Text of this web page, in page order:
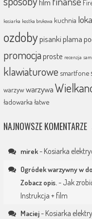
kosiarka kostka brukowa kuchnia
ozdobypisankiplama
promocjaproste recenzja
klawiaturowe smartfone
warzywwarzywa
ładowarka łatwe
NAJNOWSZE KOMENTARZE
mirek- Kosiarka
Ogródek warzywny w
Zobacz opis.- Jak
Instrukcja + film
Maciej- Kosiarka